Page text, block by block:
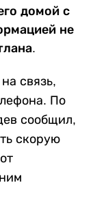
домой с
не
связь,
По
сообщил,
скорую